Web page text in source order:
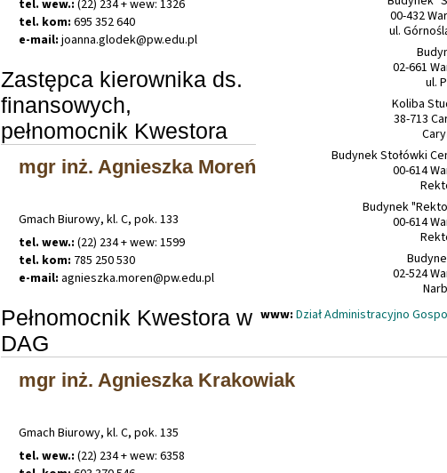
00-432
ul.
02-661
ul.
Koliba
38-713
Budynek Stołówki
00-614
Budynek
00-614
02-524
www: Dział Administracyjno
tel. wew.: (22) 234 + wew: 1326
tel. kom: 695 352 640
e-mail: joanna.glodek@pw.edu.pl
Zastępca kierownika ds.
finansowych,
pełnomocnik Kwestora
mgr inż. Agnieszka Moreń
Gmach Biurowy, kl. C, pok. 133
tel. wew.: (22) 234 + wew: 1599
tel. kom: 785 250 530
e-mail: agnieszka.moren@pw.edu.pl
Pełnomocnik Kwestora w
DAG
mgr inż. Agnieszka Krakowiak
Gmach Biurowy, kl. C, pok. 135
tel. wew.: (22) 234 + wew: 6358